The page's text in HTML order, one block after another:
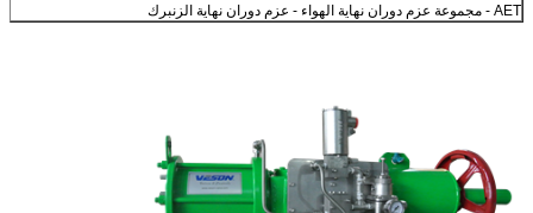
AET - مجموعة عزم دوران نهاية الهواء - عزم دوران نهاية الزنبرك